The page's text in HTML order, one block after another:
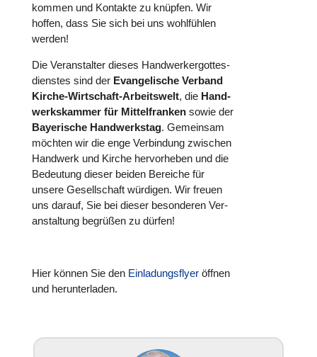
kommen und Kontakte zu knüpfen. Wir
hoffen, dass Sie sich bei uns wohl­füh­len
werden!
Die Ver­an­stal­ter dieses Hand­wer­ker­got­tes­
diens­tes sind der Evan­ge­li­sche Verband
Kirche-Wirt­schaft-Arbeits­welt, die Hand­
werks­kam­mer für Mit­tel­fran­kensowie der
Baye­ri­sche Hand­werks­tag. Gemein­sam
möchten wir die enge Ver­bin­dung zwischen
Handwerk und Kirche her­vor­he­ben und die
Bedeu­tung dieser beiden Bereiche für
unsere Gesell­schaft würdigen. Wir freuen
uns darauf, Sie bei dieser beson­de­ren Ver­
an­stal­tung begrüßen zu dürfen!
Hier können Sie den Ein­la­dungs­flyeröffnen
und her­un­ter­la­den.